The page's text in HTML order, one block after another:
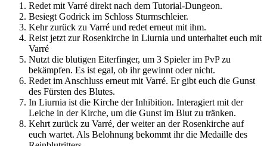
Redet mit Varré direkt nach dem Tutorial-Dungeon.
Besiegt Godrick im Schloss Sturmschleier.
Kehr zurück zu Varré und redet erneut mit ihm.
Reist jetzt zur Rosenkirche in Liurnia und unterhaltet euch mit
Varré
Nutzt die blutigen Eiterfinger, um 3 Spieler im PvP zu
bekämpfen. Es ist egal, ob ihr gewinnt oder nicht.
Redet im Anschluss erneut mit Varré. Er gibt euch die Gunst
des Fürsten des Blutes.
In Liurnia ist die Kirche der Inhibition. Interagiert mit der
Leiche in der Kirche, um die Gunst im Blut zu tränken.
Kehrt zurück zu Varré, der weiter an der Rosenkirche auf
euch wartet. Als Belohnung bekommt ihr die Medaille des